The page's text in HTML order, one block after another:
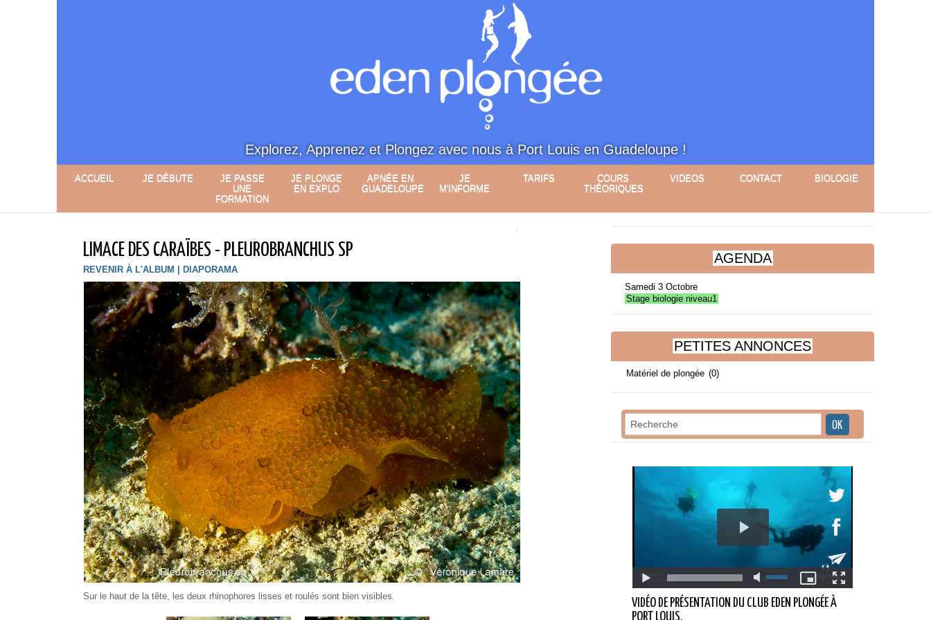
Explorez, Apprenez et Plongez avec nous à Port Louis en Guadeloupe !
ACCUEIL JE DÉBUTE
JE PASSE
UNE
FORMATION
JE PLONGE
EN EXPLO
APNÉE EN
GUADELOUPE
JE
M'INFORME
TARIFS
COURS
THÉORIQUES
VIDEOS CONTACT BIOLOGIE
LIMACE DES CARAÏBES - PLEUROBRANCHUS SP
REVENIR À L'ALBUM DIAPORAMA
Sur le haut de la tête, les deux rhinophores lisses et roulés sont bien visibles.
AGENDA
Samedi 3 Octobre
Stage biologie niveau1
PETITES ANNONCES
Matériel de plongée (0)
VIDÉO DE PRÉSENTATION DU CLUB EDEN PLONGÉE À
PORT LOUIS.